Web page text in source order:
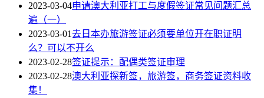
2023-03-04申请澳大利亚打工与度假签证常见问题汇总
遍（一）
2023-03-01去日本办旅游签证必须要单位开在职证明
么？可以不开么
2023-02-28签证提示：配偶类签证审理
2023-02-28澳大利亚探新签，旅游签，商务签证资料收
集！